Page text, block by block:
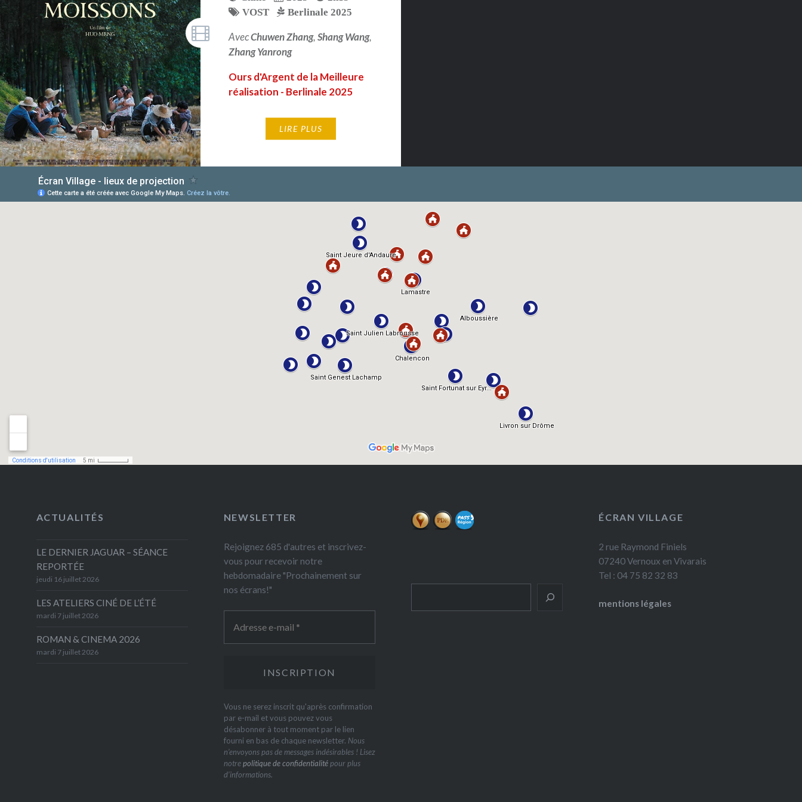
VOST
Berlinale 2025
AvecChuwen Zhang,Shang Wang,
Zhang Yanrong
Ours d'Argent de la Meilleure
réalisation - Berlinale 2025
LIRE PLUS
ACTUALITÉS
LE DERNIER JAGUAR – SÉANCE
REPORTÉE
jeudi 16 juillet 2026
LES ATELIERS CINÉ DE L’ÉTÉ
mardi 7 juillet 2026
ROMAN & CINEMA 2026
mardi 7 juillet 2026
NEWSLETTER
Rejoignez 685 d'autres et inscrivez-
vous pour recevoir notre
hebdomadaire "Prochainement sur
nos écrans!"
Vous ne serez inscrit qu'après confirmation
par e-mail et vous pouvez vous
désabonner à tout moment par le lien
fourni en bas de chaque newsletter. Nous
n’envoyons pas de messages indésirables ! Lisez
notrepolitique de confidentialitépour plus
d’informations.
ÉCRAN VILLAGE
2 rue Raymond Finiels
07240 Vernoux en Vivarais
Tel : 04 75 82 32 83
mentions légales